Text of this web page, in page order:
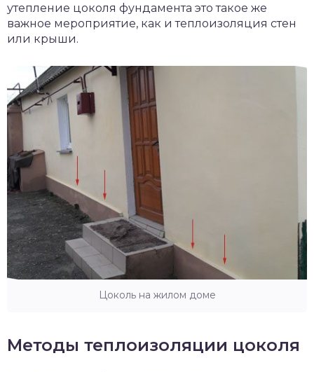
утепление цоколя фундамента это такое же
важное мероприятие, как и теплоизоляция стен
или крыши.
Цоколь на жилом доме
Методы теплоизоляции цоколя